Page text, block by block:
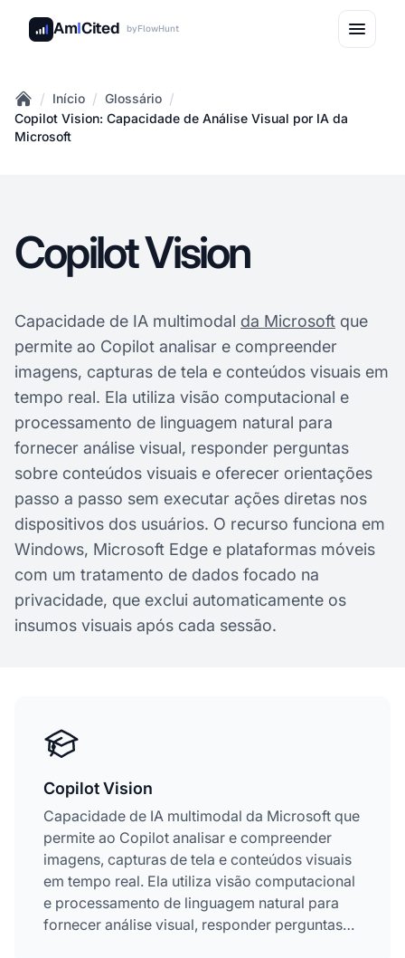
AmICited byFlowHunt
Home
/ Início / Glossário /
Copilot Vision: Capacidade de Análise Visual por IA da
Microsoft
Copilot Vision
Capacidade de IA multimodal da Microsoft que
permite ao Copilot analisar e compreender
imagens, capturas de tela e conteúdos visuais em
tempo real. Ela utiliza visão computacional e
processamento de linguagem natural para
fornecer análise visual, responder perguntas
sobre conteúdos visuais e oferecer orientações
passo a passo sem executar ações diretas nos
dispositivos dos usuários. O recurso funciona em
Windows, Microsoft Edge e plataformas móveis
com um tratamento de dados focado na
privacidade, que exclui automaticamente os
insumos visuais após cada sessão.
Copilot Vision
Capacidade de IA multimodal da Microsoft que
permite ao Copilot analisar e compreender
imagens, capturas de tela e conteúdos visuais
em tempo real. Ela utiliza visão computacional
e processamento de linguagem natural para
fornecer análise visual, responder perguntas